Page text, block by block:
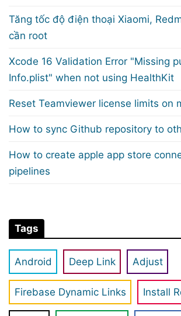
Tăng tốc độ điện thoại Xiaomi,
cần root
Xcode 16 Validation Error "Missing
Info.plist" when not using HealthKit
Reset Teamviewer license limits on
How to sync Github repository to
How to create apple app store
pipelines
Tags
Android Deep Link Adjust
Firebase Dynamic Links Install